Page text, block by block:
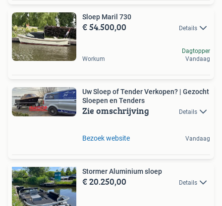
Sloep Maril 730
€ 54.500,00 Details
Workum
Dagtopper
Vandaag
Uw Sloep of Tender Verkopen? | Gezocht
Sloepen en Tenders
Zie omschrijving Details
Bezoek website Vandaag
Stormer Aluminium sloep
€ 20.250,00 Details